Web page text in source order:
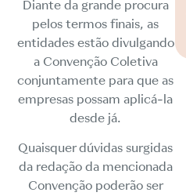
Diante da grande procura
pelos termos finais, as
entidades estão divulgando
a Convenção Coletiva
conjuntamente para que as
empresas possam aplicá-la
desde já.
Quaisquer dúvidas surgidas
da redação da mencionada
Convenção poderão ser